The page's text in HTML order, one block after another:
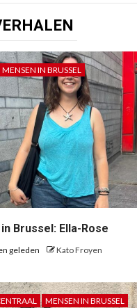
MENSEN IN BRUSSEL
Brussel: Ella-Rose
geleden Kato Froyen
MENSEN IN BRUSSEL